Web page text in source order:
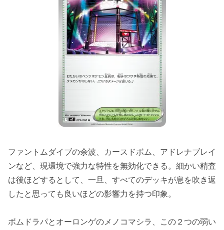
ファントムダイブの余波、カースドボム、アドレナブレイ
ンなど、現環境で強力な特性を無効化できる。細かい精査
は後ほどするとして、一旦、すべてのデッキが息を吹き返
したと思っても良いほどの影響力を持つ印象。
ボムドラパとオーロンゲのメノコマシラ、この２つの弱い